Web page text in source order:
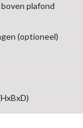
plafond
(optioneel)